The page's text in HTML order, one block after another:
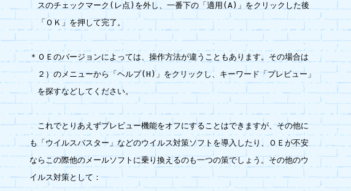
スのチェックマーク(レ点)を外し、一番下の「適用(A)」をクリックした後
「ＯＫ」を押して完了。
＊ＯＥのバージョンによっては、操作方法が違うこともあります。その場合は
２）のメニューから「ヘルプ(H)」をクリックし、キーワード「プレビュー」
を探すなどしてください。
これでとりあえずプレビュー機能をオフにすることはできますが、その他に
も「ウイルスバスター」などのウイルス対策ソフトを導入したり、ＯＥが不安
ならこの際他のメールソフトに乗り換えるのも一つの策でしょう。その他のウ
イルス対策として：